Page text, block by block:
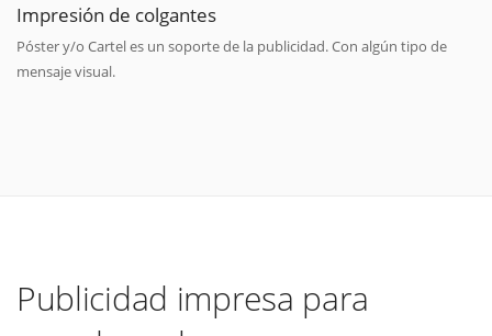
Impresión de colgantes
Póster y/o Cartel es un soporte de la publicidad. Con algún tipo de
mensaje visual.
Publicidad impresa para